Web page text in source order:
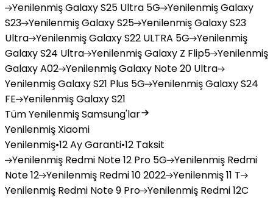
YenilenmişGalaxy S25 Ultra 5G YenilenmişGalaxy
S23 YenilenmişGalaxy S25 YenilenmişGalaxy S23
Ultra YenilenmişGalaxy S22 ULTRA 5G Yenilenmiş
Galaxy S24 Ultra YenilenmişGalaxy Z Flip5 Yenilenmiş
Galaxy A02 YenilenmişGalaxy Note 20 Ultra
YenilenmişGalaxy S21 Plus 5G YenilenmişGalaxy S24
FE YenilenmişGalaxy S21
Tüm Yenilenmiş Samsung'lar
Yenilenmiş Xiaomi
Yenilenmiş•12 Ay Garanti•12 Taksit
Yenilenmiş Redmi Note 12 Pro 5G Yenilenmiş Redmi
Note 12 Yenilenmiş Redmi 10 2022 Yenilenmiş11 T
Yenilenmiş Redmi Note 9 Pro Yenilenmiş Redmi 12C